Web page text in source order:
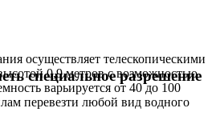
осуществляет телескопическими
0,9 метров с возможностью
варьируется от 40 до 100
перевезти любой вид водного
специальное разрешение